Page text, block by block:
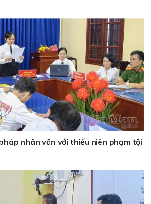
nhân văn với thiếu niên phạm tội